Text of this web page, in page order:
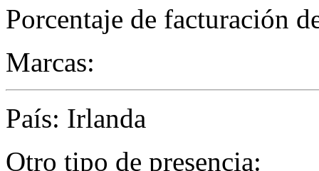
Porcentaje de facturación
Marcas:
País: Irlanda
Otro tipo de presencia: